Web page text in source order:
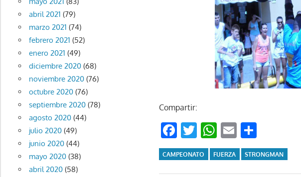
Compartir:
Facebook
Twitter
WhatsApp
Email
CAMPEONATO FUERZA STRONGMAN
abril 2021 (79)
marzo 2021 (74)
febrero 2021 (52)
enero 2021 (49)
diciembre 2020(68)
noviembre 2020(76)
octubre 2020(76)
septiembre 2020(78)
agosto 2020(44)
julio 2020(49)
junio 2020(44)
mayo 2020(38)
abril 2020(58)